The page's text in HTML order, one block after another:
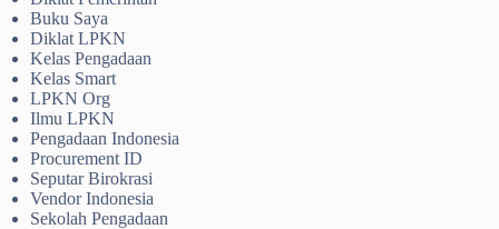
Buku Saya
Diklat LPKN
Kelas Pengadaan
Kelas Smart
LPKN Org
Ilmu LPKN
Pengadaan Indonesia
Procurement ID
Seputar Birokrasi
Vendor Indonesia
Sekolah Pengadaan